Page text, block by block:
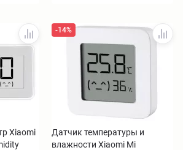
Xiaomi
-14%
Датчик температуры и
влажности Xiaomi Mi